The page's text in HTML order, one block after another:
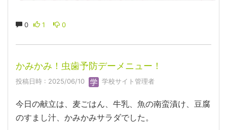
0 1 0
かみかみ！虫歯予防デーメニュー！
投稿日時 : 2025/06/10 学校サイト管理者
今日の献立は、麦ごはん、牛乳、魚の南蛮漬け、豆腐
のすまし汁、かみかみサラダでした。